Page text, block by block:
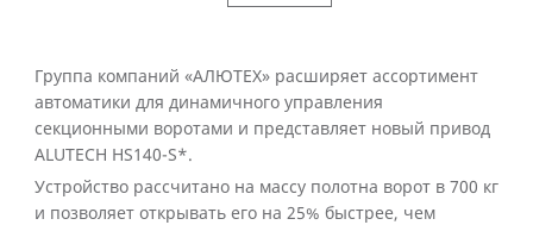
Группа компаний «АЛЮТЕХ» расширяет ассортимент
автоматики для динамичного управления
секционными воротами и представляет новый привод
ALUTECH HS140-S*.
Устройство рассчитано на массу полотна ворот в 700 кг
и позволяет открывать его на 25% быстрее, чем